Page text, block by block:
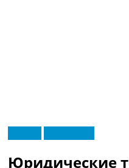
МенюНовости футбола
Юридические